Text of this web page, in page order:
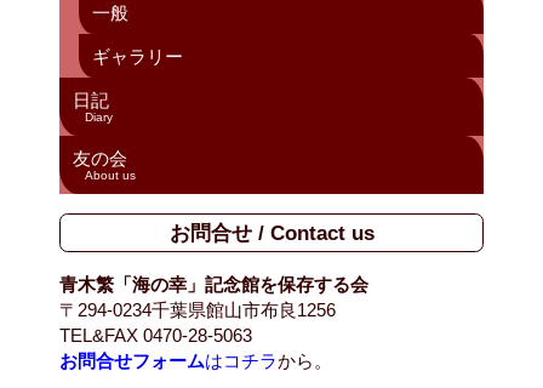
一般
ギャラリー
日記
Diary
友の会
About us
お問合せ / Contact us
青木繁「海の幸」記念館を保存する会
〒294-0234千葉県館山市布良1256
TEL&FAX 0470-28-5063
お問合せフォームはコチラから。